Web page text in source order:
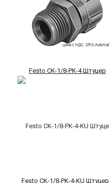
Festo CK-1/8-PK-4 Штуцер
Festo CK-1/8-PK-4-KU Штуцер